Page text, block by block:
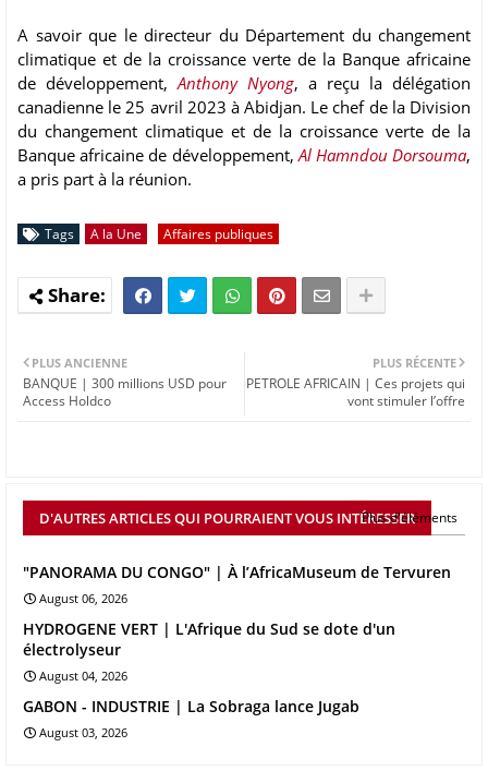
A savoir que le directeur du Département du changement
climatique et de la croissance verte de la Banque africaine
de développement,Anthony Nyong, a reçu la délégation
canadienne le 25 avril 2023 à Abidjan. Le chef de la Division
du changement climatique et de la croissance verte de la
Banque africaine de développement,Al Hamndou Dorsouma,
a pris part à la réunion.
Tags A la Une Affaires publiques
PLUS RÉCENTE
PETROLE AFRICAIN | Ces projets qui
vont stimuler l’offre
PLUS ANCIENNE
BANQUE | 300 millions USD pour
Access Holdco
D'AUTRES ARTICLES QUI POURRAIENT VOUS INTÉRESSER
Plus d'éléments
"PANORAMA DU CONGO" | À l’AfricaMuseum de Tervuren
August 06, 2026
HYDROGENE VERT | L'Afrique du Sud se dote d'un
électrolyseur
August 04, 2026
GABON - INDUSTRIE | La Sobraga lance Jugab
August 03, 2026